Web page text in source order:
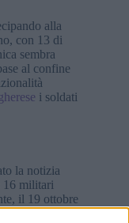
alla
con 13 di
sembra
al confine
i soldati
la notizia
16 militari
il 19 ottobre
cerimonia di